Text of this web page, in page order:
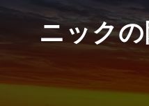
ニック